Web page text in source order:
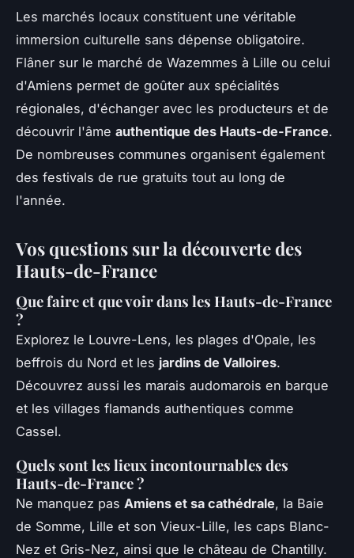
Les marchés locaux constituent une véritable
immersion culturelle sans dépense obligatoire.
Flâner sur le marché de Wazemmes à Lille ou celui
d'Amiens permet de goûter aux spécialités
régionales, d'échanger avec les producteurs et de
découvrir l'âme authentique des Hauts-de-France.
De nombreuses communes organisent également
des festivals de rue gratuits tout au long de
l'année.
Vos questions sur la découverte des
Hauts-de-France
Que faire et que voir dans les Hauts-de-France
?
Explorez le Louvre-Lens, les plages d'Opale, les
beffrois du Nord et les jardins de Valloires.
Découvrez aussi les marais audomarois en barque
et les villages flamands authentiques comme
Cassel.
Quels sont les lieux incontournables des
Hauts-de-France ?
Ne manquez pas Amiens et sa cathédrale, la Baie
de Somme, Lille et son Vieux-Lille, les caps Blanc-
Nez et Gris-Nez, ainsi que le château de Chantilly.